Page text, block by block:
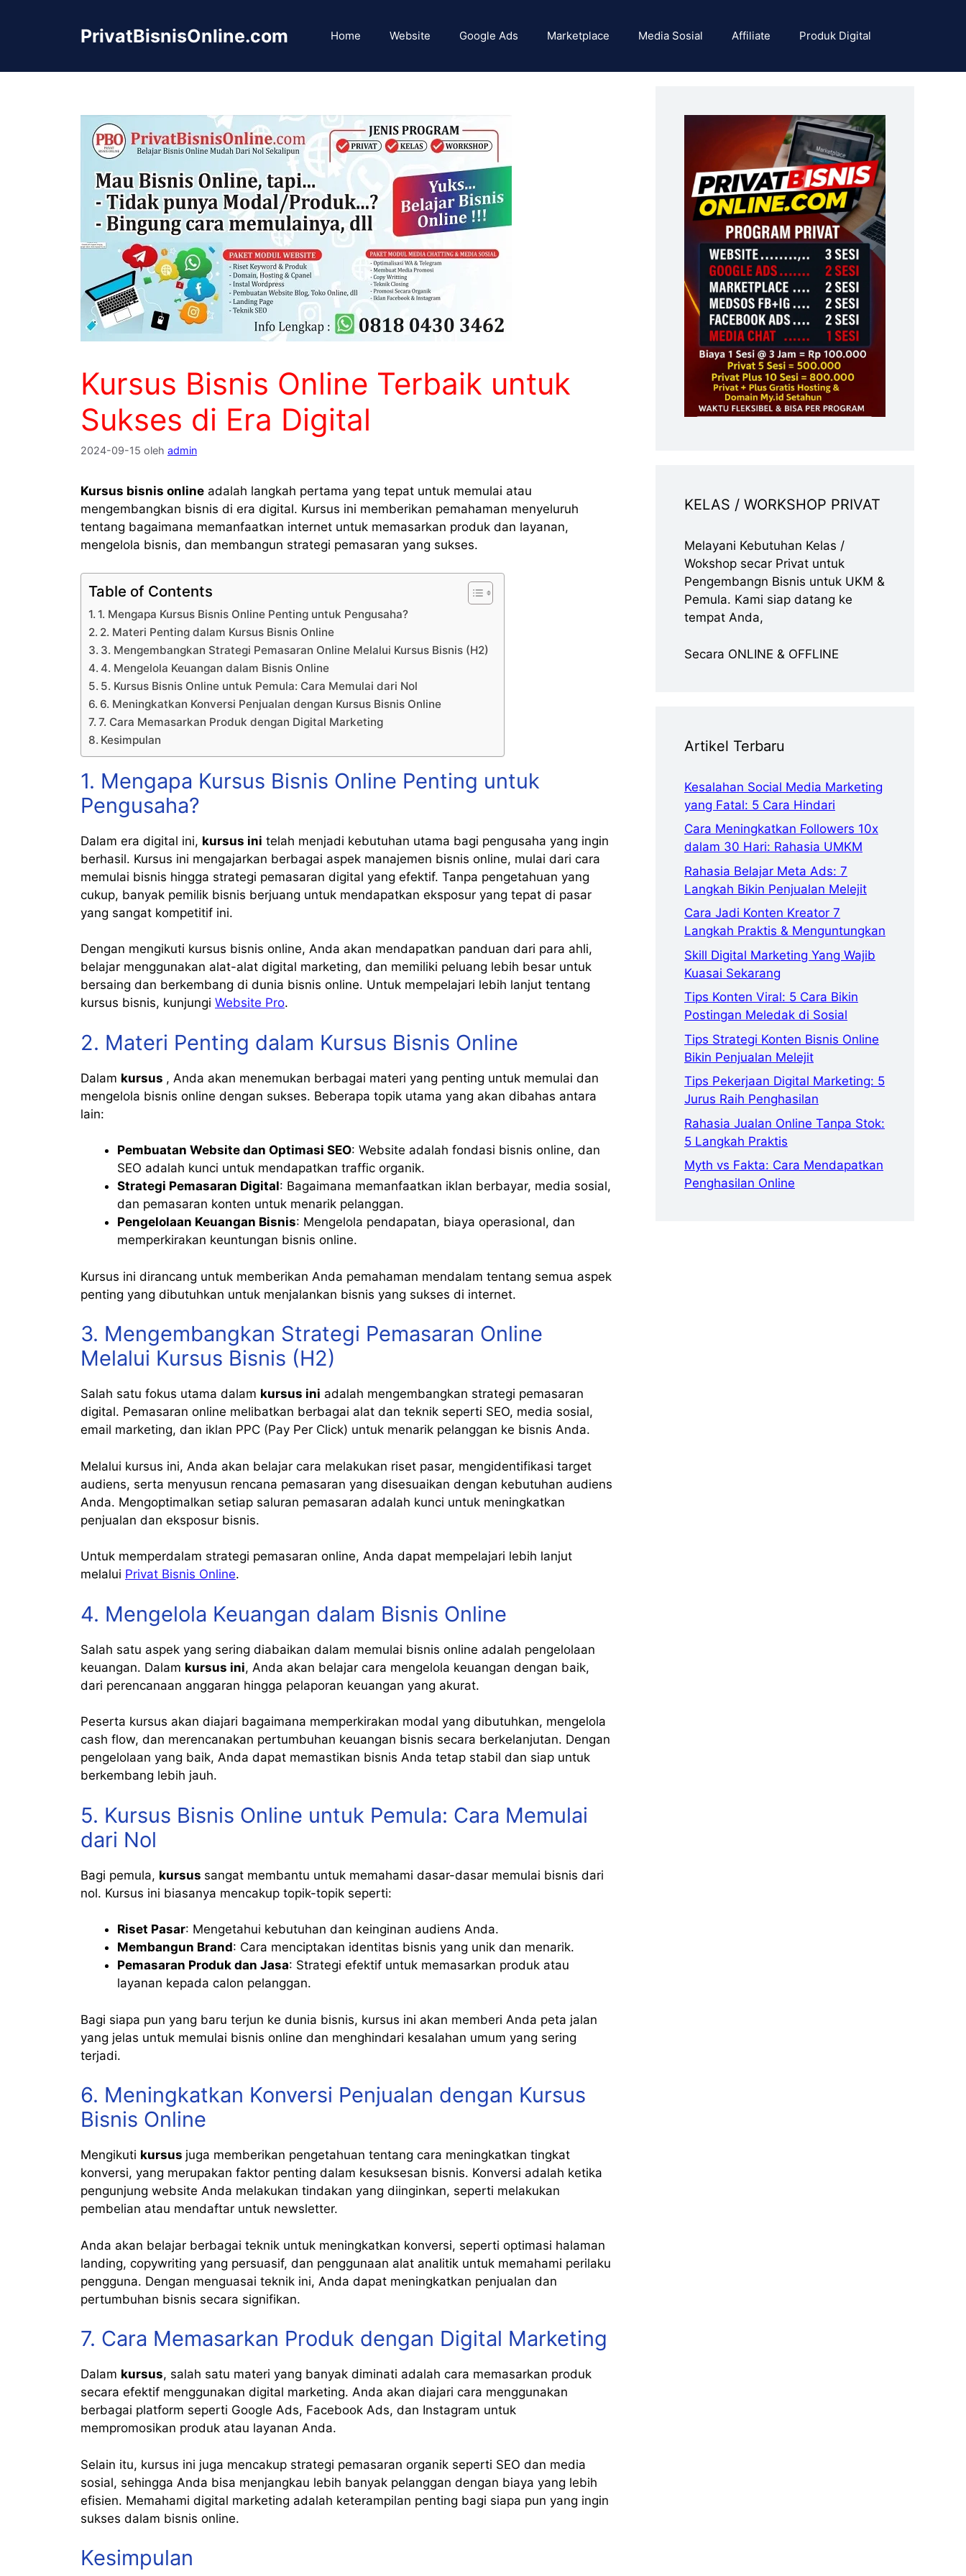
PrivatBisnisOnline.com Home Website Google Ads Marketplace Media Sosial Affiliate Produk Digital
Kursus Bisnis Online Terbaik untuk
Sukses di Era Digital
2024-09-15 oleh admin
Kursus bisnis online adalah langkah pertama yang tepat untuk memulai atau
mengembangkan bisnis di era digital. Kursus ini memberikan pemahaman menyeluruh
tentang bagaimana memanfaatkan internet untuk memasarkan produk dan layanan,
mengelola bisnis, dan membangun strategi pemasaran yang sukses.
Table of Contents
1. Mengapa Kursus Bisnis Online Penting untuk Pengusaha?
2. Materi Penting dalam Kursus Bisnis Online
3. Mengembangkan Strategi Pemasaran Online Melalui Kursus Bisnis (H2)
4. Mengelola Keuangan dalam Bisnis Online
5. Kursus Bisnis Online untuk Pemula: Cara Memulai dari Nol
6. Meningkatkan Konversi Penjualan dengan Kursus Bisnis Online
7. Cara Memasarkan Produk dengan Digital Marketing
Kesimpulan
1. Mengapa Kursus Bisnis Online Penting untuk
Pengusaha?
Dalam era digital ini, kursus ini telah menjadi kebutuhan utama bagi pengusaha yang ingin
berhasil. Kursus ini mengajarkan berbagai aspek manajemen bisnis online, mulai dari cara
memulai bisnis hingga strategi pemasaran digital yang efektif. Tanpa pengetahuan yang
cukup, banyak pemilik bisnis berjuang untuk mendapatkan eksposur yang tepat di pasar
yang sangat kompetitif ini.
Dengan mengikuti kursus bisnis online, Anda akan mendapatkan panduan dari para ahli,
belajar menggunakan alat-alat digital marketing, dan memiliki peluang lebih besar untuk
bersaing dan berkembang di dunia bisnis online. Untuk mempelajari lebih lanjut tentang
kursus bisnis, kunjungi Website Pro.
2. Materi Penting dalam Kursus Bisnis Online
Dalam kursus , Anda akan menemukan berbagai materi yang penting untuk memulai dan
mengelola bisnis online dengan sukses. Beberapa topik utama yang akan dibahas antara
lain:
Pembuatan Website dan Optimasi SEO: Website adalah fondasi bisnis online, dan
SEO adalah kunci untuk mendapatkan traffic organik.
Strategi Pemasaran Digital: Bagaimana memanfaatkan iklan berbayar, media sosial,
dan pemasaran konten untuk menarik pelanggan.
Pengelolaan Keuangan Bisnis: Mengelola pendapatan, biaya operasional, dan
memperkirakan keuntungan bisnis online.
Kursus ini dirancang untuk memberikan Anda pemahaman mendalam tentang semua aspek
penting yang dibutuhkan untuk menjalankan bisnis yang sukses di internet.
3. Mengembangkan Strategi Pemasaran Online
Melalui Kursus Bisnis (H2)
Salah satu fokus utama dalam kursus ini adalah mengembangkan strategi pemasaran
digital. Pemasaran online melibatkan berbagai alat dan teknik seperti SEO, media sosial,
email marketing, dan iklan PPC (Pay Per Click) untuk menarik pelanggan ke bisnis Anda.
Melalui kursus ini, Anda akan belajar cara melakukan riset pasar, mengidentifikasi target
audiens, serta menyusun rencana pemasaran yang disesuaikan dengan kebutuhan audiens
Anda. Mengoptimalkan setiap saluran pemasaran adalah kunci untuk meningkatkan
penjualan dan eksposur bisnis.
Untuk memperdalam strategi pemasaran online, Anda dapat mempelajari lebih lanjut
melalui Privat Bisnis Online.
4. Mengelola Keuangan dalam Bisnis Online
Salah satu aspek yang sering diabaikan dalam memulai bisnis online adalah pengelolaan
keuangan. Dalam kursus ini, Anda akan belajar cara mengelola keuangan dengan baik,
dari perencanaan anggaran hingga pelaporan keuangan yang akurat.
Peserta kursus akan diajari bagaimana memperkirakan modal yang dibutuhkan, mengelola
cash flow, dan merencanakan pertumbuhan keuangan bisnis secara berkelanjutan. Dengan
pengelolaan yang baik, Anda dapat memastikan bisnis Anda tetap stabil dan siap untuk
berkembang lebih jauh.
5. Kursus Bisnis Online untuk Pemula: Cara Memulai
dari Nol
Bagi pemula, kursus sangat membantu untuk memahami dasar-dasar memulai bisnis dari
nol. Kursus ini biasanya mencakup topik-topik seperti:
Riset Pasar: Mengetahui kebutuhan dan keinginan audiens Anda.
Membangun Brand: Cara menciptakan identitas bisnis yang unik dan menarik.
Pemasaran Produk dan Jasa: Strategi efektif untuk memasarkan produk atau
layanan kepada calon pelanggan.
Bagi siapa pun yang baru terjun ke dunia bisnis, kursus ini akan memberi Anda peta jalan
yang jelas untuk memulai bisnis online dan menghindari kesalahan umum yang sering
terjadi.
6. Meningkatkan Konversi Penjualan dengan Kursus
Bisnis Online
Mengikuti kursus juga memberikan pengetahuan tentang cara meningkatkan tingkat
konversi, yang merupakan faktor penting dalam kesuksesan bisnis. Konversi adalah ketika
pengunjung website Anda melakukan tindakan yang diinginkan, seperti melakukan
pembelian atau mendaftar untuk newsletter.
Anda akan belajar berbagai teknik untuk meningkatkan konversi, seperti optimasi halaman
landing, copywriting yang persuasif, dan penggunaan alat analitik untuk memahami perilaku
pengguna. Dengan menguasai teknik ini, Anda dapat meningkatkan penjualan dan
pertumbuhan bisnis secara signifikan.
7. Cara Memasarkan Produk dengan Digital Marketing
Dalam kursus, salah satu materi yang banyak diminati adalah cara memasarkan produk
secara efektif menggunakan digital marketing. Anda akan diajari cara menggunakan
berbagai platform seperti Google Ads, Facebook Ads, dan Instagram untuk
mempromosikan produk atau layanan Anda.
Selain itu, kursus ini juga mencakup strategi pemasaran organik seperti SEO dan media
sosial, sehingga Anda bisa menjangkau lebih banyak pelanggan dengan biaya yang lebih
efisien. Memahami digital marketing adalah keterampilan penting bagi siapa pun yang ingin
sukses dalam bisnis online.
Kesimpulan
KELAS / WORKSHOP PRIVAT
Melayani Kebutuhan Kelas /
Wokshop secar Privat untuk
Pengembangn Bisnis untuk UKM &
Pemula. Kami siap datang ke
tempat Anda,
Secara ONLINE & OFFLINE
Artikel Terbaru
Kesalahan Social Media Marketing
yang Fatal: 5 Cara Hindari
Cara Meningkatkan Followers 10x
dalam 30 Hari: Rahasia UMKM
Rahasia Belajar Meta Ads: 7
Langkah Bikin Penjualan Melejit
Cara Jadi Konten Kreator 7
Langkah Praktis & Menguntungkan
Skill Digital Marketing Yang Wajib
Kuasai Sekarang
Tips Konten Viral: 5 Cara Bikin
Postingan Meledak di Sosial
Tips Strategi Konten Bisnis Online
Bikin Penjualan Melejit
Tips Pekerjaan Digital Marketing: 5
Jurus Raih Penghasilan
Rahasia Jualan Online Tanpa Stok:
5 Langkah Praktis
Myth vs Fakta: Cara Mendapatkan
Penghasilan Online